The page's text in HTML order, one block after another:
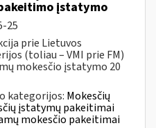
įstatymo
25
prie Lietuvos
(toliau – VMI prie FM)
mokesčio įstatymo 20
kategorijos: Mokesčių
įstatymų pakeitimai
mokesčio pakeitimai